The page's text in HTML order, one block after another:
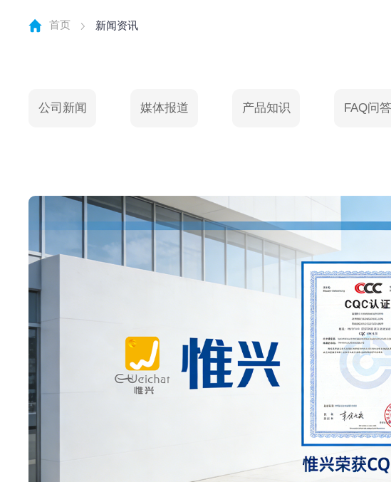
首页 新闻资讯
公司新闻 媒体报道 产品知识 FAQ问答